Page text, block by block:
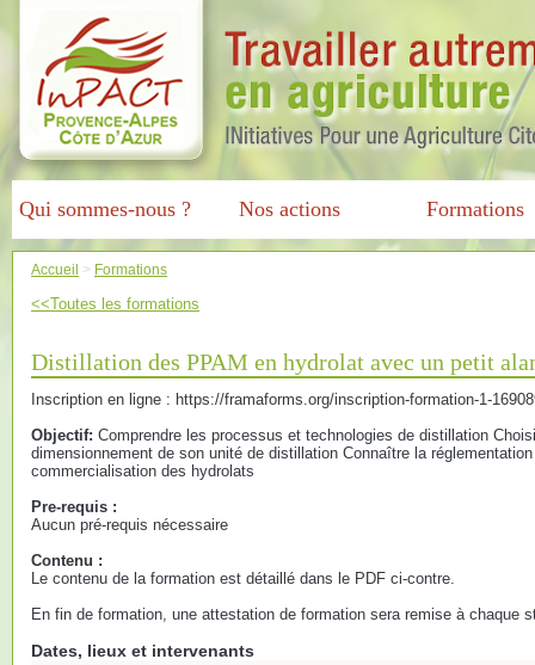
Qui sommes-nous ? Nos actions Formations
Accueil > Formations
<<Toutes les formations
Distillation des PPAM en hydrolat avec un petit
Inscription en ligne : https://framaforms.org/inscription-formation-1-
Objectif: Comprendre les processus et technologies de distillation
dimensionnement de son unité de distillation Connaître la
commercialisation des hydrolats
Pre-requis :
Aucun pré-requis nécessaire
Contenu :
Le contenu de la formation est détaillé dans le PDF ci-contre.
En fin de formation, une attestation de formation sera remise à chaque
Dates, lieux et intervenants